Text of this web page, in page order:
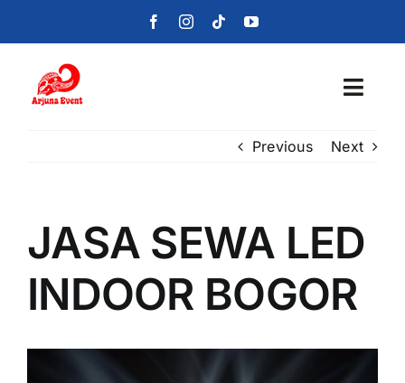
Beranda
Foto
Portofolio
Blog
Previous Next
JASA SEWA LED
INDOOR BOGOR